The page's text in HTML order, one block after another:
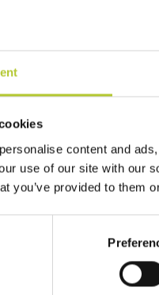
content and
use of our site with our
you’ve provided to them
Resistenza e durabilità
alla corrosione e agli
progettate per durare
una protezione efficace
queste porte
all’interno della casa,
Sostenibilità
scelta ecologica.
contribuiscono a